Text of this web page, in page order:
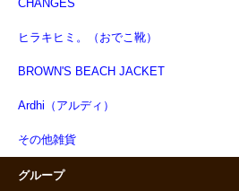
CHANGES
ヒラキヒミ。（おでこ靴）
BROWN'S BEACH JACKET
Ardhi（アルディ）
その他雑貨
グループ